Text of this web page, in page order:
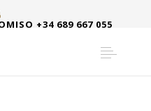
+34 689 667 055